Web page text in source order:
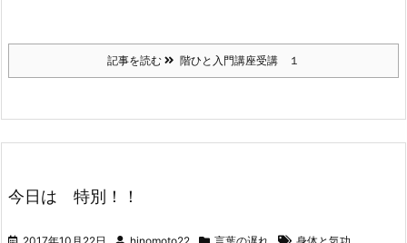
記事を読む 階ひと入門講座受講 １
今日は 特別！！
2017年10月22日 hinomoto22 言葉の遅れ 身体と気功